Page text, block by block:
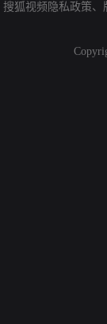
搜狐视频隐私政策、